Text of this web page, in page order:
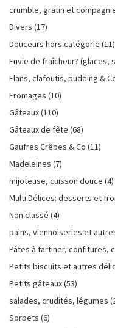
crumble, gratin et
Divers (17)
Douceurs hors catégorie (11)
Envie de fraîcheur?
Flans, clafoutis, pudding &
Fromages (10)
Gâteaux(110)
Gâteaux de fête (68)
Gaufres Crêpes & Co (11)
Madeleines (7)
mijoteuse, cuisson douce (4)
Multi Délices: desserts et
Non classé (4)
pains, viennoiseries et
Pâtes à tartiner, confitures,
Petits biscuits et autres
Petits gâteaux(53)
salades, crudités, légumes
Sorbets (6)